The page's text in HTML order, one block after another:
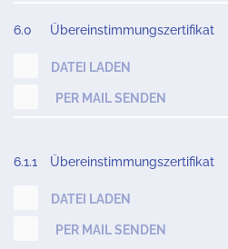
6.0 Übereinstimmungszertifikat
DATEI LADEN
PER MAIL SENDEN
6.1.1 Übereinstimmungszertifikat
DATEI LADEN
PER MAIL SENDEN